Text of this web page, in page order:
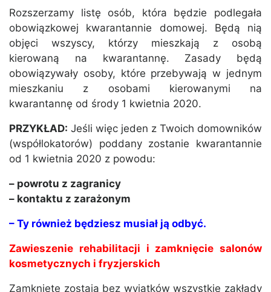
Rozszerzamy listę osób, która będzie podlegała
obowiązkowej kwarantannie domowej. Będą nią
objęci wszyscy, którzy mieszkają z osobą
kierowaną na kwarantannę. Zasady będą
obowiązywały osoby, które przebywają w jednym
mieszkaniu z osobami kierowanymi na
kwarantannę od środy 1 kwietnia 2020.
PRZYKŁAD: Jeśli więc jeden z Twoich domowników
(współlokatorów) poddany zostanie kwarantannie
od 1 kwietnia 2020 z powodu:
– powrotu z zagranicy
– kontaktu z zarażonym
– Ty również będziesz musiał ją odbyć.
Zawieszenie rehabilitacji i zamknięcie salonów
kosmetycznych i fryzjerskich
Zamknięte zostają bez wyjątków wszystkie zakłady